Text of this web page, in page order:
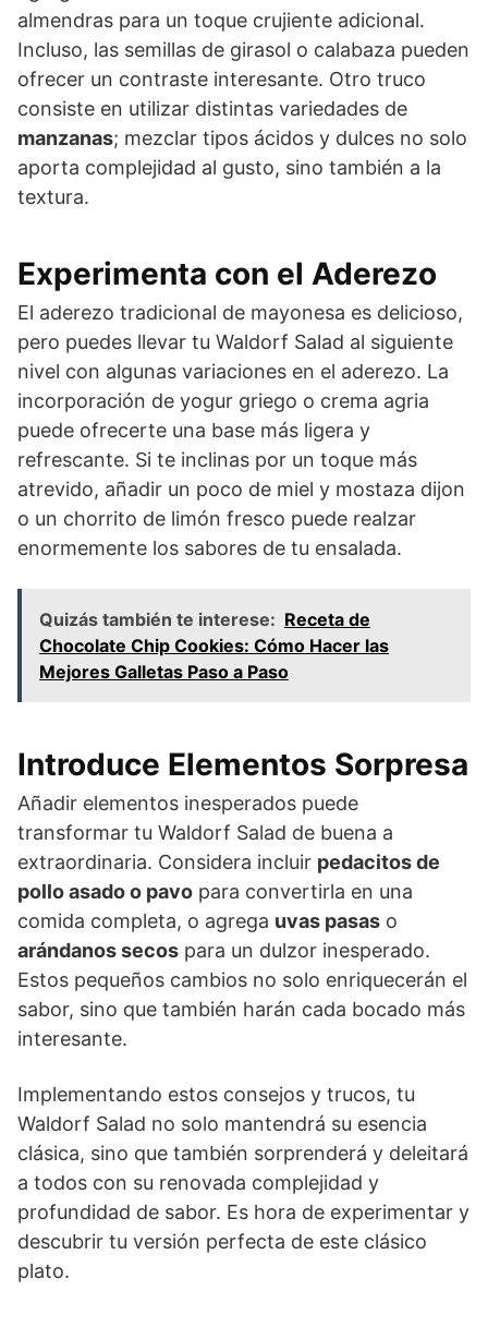
almendras para un toque crujiente adicional.
Incluso, las semillas de girasol o calabaza pueden
ofrecer un contraste interesante. Otro truco
consiste en utilizar distintas variedades de
manzanas; mezclar tipos ácidos y dulces no solo
aporta complejidad al gusto, sino también a la
textura.
Experimenta con el Aderezo
El aderezo tradicional de mayonesa es delicioso,
pero puedes llevar tu Waldorf Salad al siguiente
nivel con algunas variaciones en el aderezo. La
incorporación de yogur griego o crema agria
puede ofrecerte una base más ligera y
refrescante. Si te inclinas por un toque más
atrevido, añadir un poco de miel y mostaza dijon
o un chorrito de limón fresco puede realzar
enormemente los sabores de tu ensalada.
Quizás también te interese: Receta de
Chocolate Chip Cookies: Cómo Hacer las
Mejores Galletas Paso a Paso
Introduce Elementos Sorpresa
Añadir elementos inesperados puede
transformar tu Waldorf Salad de buena a
extraordinaria. Considera incluir pedacitos de
pollo asado o pavo para convertirla en una
comida completa, o agrega uvas pasas o
arándanos secos para un dulzor inesperado.
Estos pequeños cambios no solo enriquecerán el
sabor, sino que también harán cada bocado más
interesante.
Implementando estos consejos y trucos, tu
Waldorf Salad no solo mantendrá su esencia
clásica, sino que también sorprenderá y deleitará
a todos con su renovada complejidad y
profundidad de sabor. Es hora de experimentar y
descubrir tu versión perfecta de este clásico
plato.